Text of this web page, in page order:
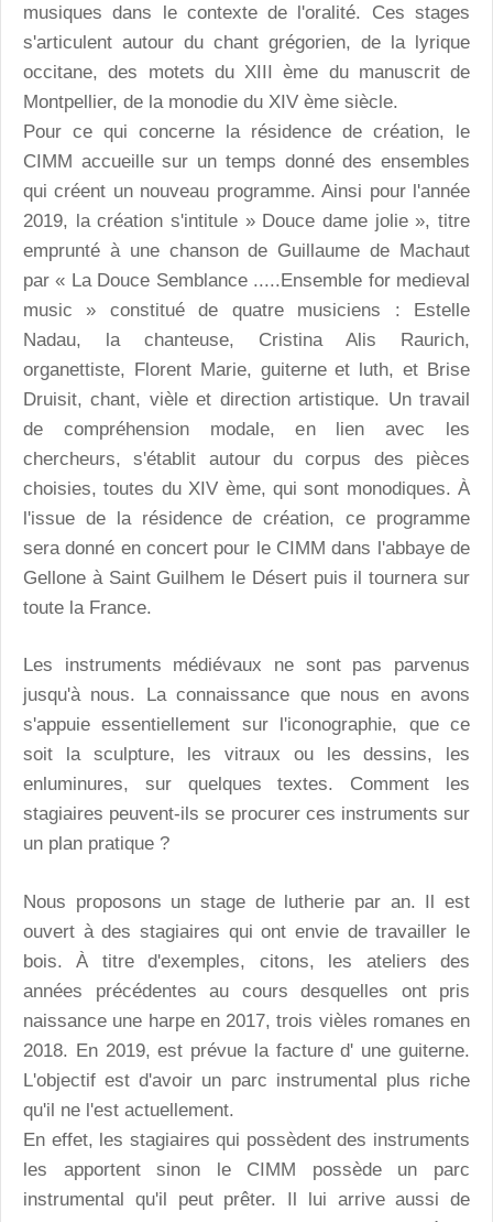
musiques dans le contexte de l'oralité. Ces stages
s'articulent autour du chant grégorien, de la lyrique
occitane, des motets du XIII ème du manuscrit de
Montpellier, de la monodie du XIV ème siècle.
Pour ce qui concerne la résidence de création, le
CIMM accueille sur un temps donné des ensembles
qui créent un nouveau programme. Ainsi pour l'année
2019, la création s'intitule » Douce dame jolie », titre
emprunté à une chanson de Guillaume de Machaut
par « La Douce Semblance .....Ensemble for medieval
music » constitué de quatre musiciens : Estelle
Nadau, la chanteuse, Cristina Alis Raurich,
organettiste, Florent Marie, guiterne et luth, et Brise
Druisit, chant, vièle et direction artistique. Un travail
de compréhension modale, en lien avec les
chercheurs, s'établit autour du corpus des pièces
choisies, toutes du XIV ème, qui sont monodiques. À
l'issue de la résidence de création, ce programme
sera donné en concert pour le CIMM dans l'abbaye de
Gellone à Saint Guilhem le Désert puis il tournera sur
toute la France.
Les instruments médiévaux ne sont pas parvenus
jusqu'à nous. La connaissance que nous en avons
s'appuie essentiellement sur l'iconographie, que ce
soit la sculpture, les vitraux ou les dessins, les
enluminures, sur quelques textes. Comment les
stagiaires peuvent-ils se procurer ces instruments sur
un plan pratique ?
Nous proposons un stage de lutherie par an. Il est
ouvert à des stagiaires qui ont envie de travailler le
bois. À titre d'exemples, citons, les ateliers des
années précédentes au cours desquelles ont pris
naissance une harpe en 2017, trois vièles romanes en
2018. En 2019, est prévue la facture d' une guiterne.
L'objectif est d'avoir un parc instrumental plus riche
qu'il ne l'est actuellement.
En effet, les stagiaires qui possèdent des instruments
les apportent sinon le CIMM possède un parc
instrumental qu'il peut prêter. Il lui arrive aussi de